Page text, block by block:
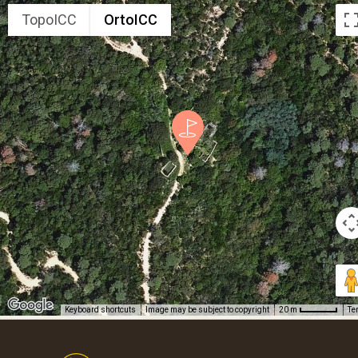
TopoICC OrtoICC
Keyboard shortcuts Image may be subject to copyright 20 m